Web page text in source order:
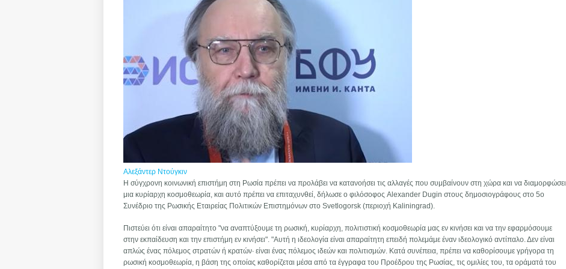
Αλεξάντερ Ντούγκιν
Η σύγχρονη κοινωνική επιστήμη στη Ρωσία πρέπει να προλάβει να κατανοήσει τις αλλαγές που συμβαίνουν στη χώρα και να διαμορφώσει
μια κυρίαρχη κοσμοθεωρία, και αυτό πρέπει να επιταχυνθεί, δήλωσε ο φιλόσοφος Alexander Dugin στους δημοσιογράφους στο 5ο
Συνέδριο της Ρωσικής Εταιρείας Πολιτικών Επιστημόνων στο Svetlogorsk (περιοχή Kaliningrad).
Πιστεύει ότι είναι απαραίτητο "να αναπτύξουμε τη ρωσική, κυρίαρχη, πολιτιστική κοσμοθεωρία μας εν κινήσει και να την εφαρμόσουμε
στην εκπαίδευση και την επιστήμη εν κινήσει". "Αυτή η ιδεολογία είναι απαραίτητη επειδή πολεμάμε έναν ιδεολογικό αντίπαλο. Δεν είναι
απλώς ένας πόλεμος στρατών ή κρατών∙ είναι ένας πόλεμος ιδεών και πολιτισμών. Κατά συνέπεια, πρέπει να καθορίσουμε γρήγορα τη
ρωσική κοσμοθεωρία, η βάση της οποίας καθορίζεται μέσα από τα έγγραφα του Προέδρου της Ρωσίας, τις ομιλίες του, τα οράματά του